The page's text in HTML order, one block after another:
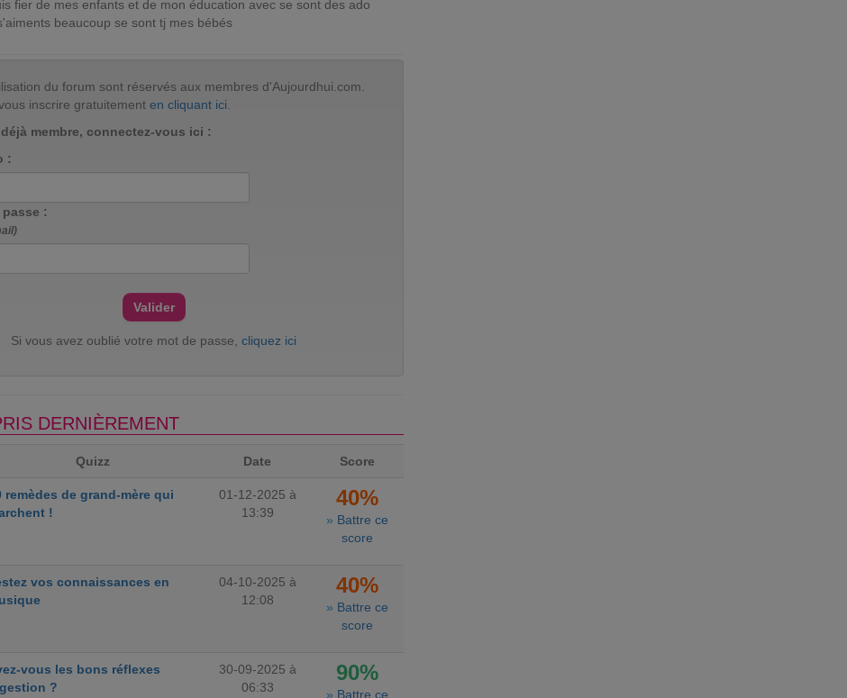
fier de mes enfants et de mon éducation avec se sont des ado
beaucoup se sont tj mes bébés
du forum sont réservés aux membres d'Aujourdhui.com.
inscrire gratuitement en cliquant ici
membre, connectez-vous ici :
:
:
Si vous avez oublié votre mot de passe, cliquez ici
DERNIÈREMENT
Quizz Date Score
remèdes de grand-mère qui
!
01-12-2025 à
13:39
40%
» Battre ce
score
vos connaissances en
04-10-2025 à
12:08
40%
» Battre ce
score
vous les bons réflexes
?
30-09-2025 à
06:33
90%
» Battre ce